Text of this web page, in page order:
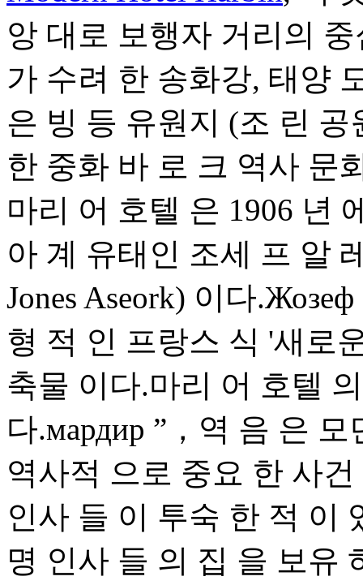
앙 대로 보행자 거리의
가 수려 한 송화강, 태양
은 빙 등 유원지 (조 린
한 중화 바 로 크 역사 문
마리 어 호텔 은 1906 년
아 계 유태인 조세 프 알
Jones Aseork) 이다
형 적 인 프랑스 식 '새로
축물 이다.마리 어 호텔
다.мардир ”，역 음 은
역사적 으로 중요 한 사
인사 들 이 투숙 한 적 이
명 인사 들 의 집 을 보유